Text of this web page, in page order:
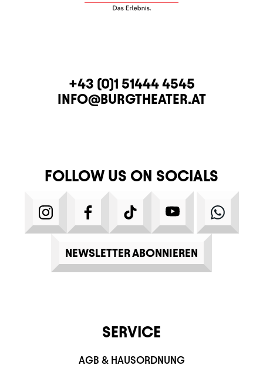
CONTACTTELEPHONE
+43 (0)1 51444 4545
E-MAIL
INFO@BURGTHEATER.AT
FOLLOW US ON SOCIALS
INSTAGRAMFACEBOOKTIKTOK YOUTUBE
NEWSLETTER ABONNIEREN
SERVICE
AGB & HAUSORDNUNG